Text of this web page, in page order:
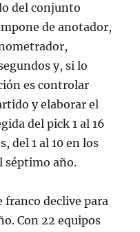
del conjunto
de anotador,
y, si lo
es controlar
y elaborar el
del pick 1 al 16
del 1 al 10 en los
séptimo año.
franco declive para
Con 22 equipos